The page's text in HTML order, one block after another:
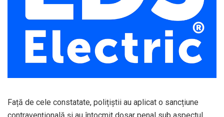
Față de cele constatate, polițiștii au aplicat o sancțiune